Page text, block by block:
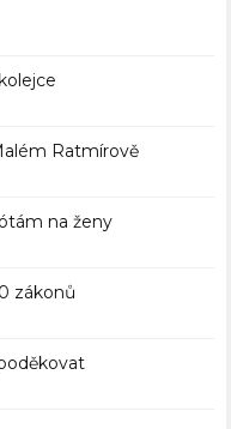
Ratmírově
na ženy
zákonů